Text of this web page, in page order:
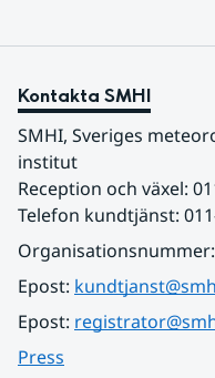
Kontakta SMHI
SMHI, Sveriges
institut
Reception och växel:
Telefon kundtjänst:
Epost:
Epost:
Press